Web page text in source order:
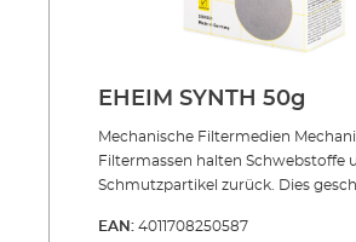
EHEIM SYNTH 50g
Mechanische Filtermedien
Filtermassen halten Schwebstoffe
Schmutzpartikel zurück. Dies
das Wasser den weiteren
EAN: 4011708250587